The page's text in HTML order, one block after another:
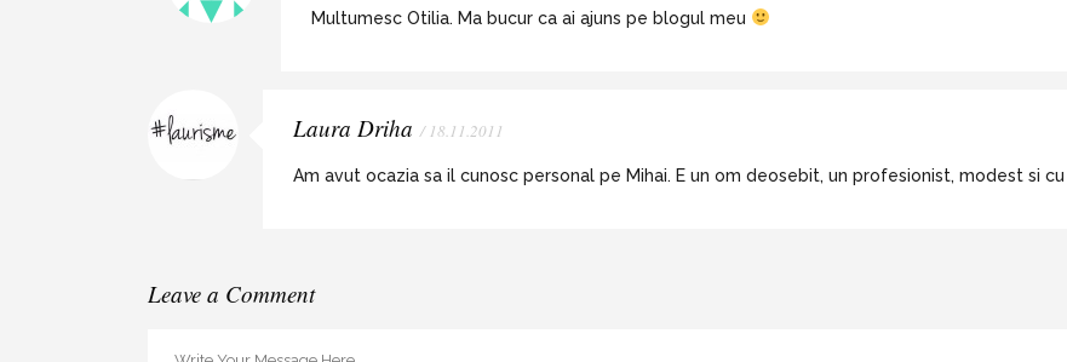
Multumesc Otilia. Ma bucur ca ai ajuns pe blogul meu
Laura Driha / 18.11.2011
Am avut ocazia sa il cunosc personal pe Mihai. E un om deosebit, un profesionist, modest si
Leave a Comment